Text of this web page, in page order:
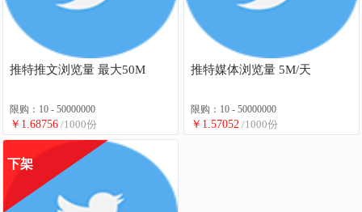
推特推文浏览量 最大50M
限购：10 - 50000000
￥1.68756 /1000份
推特媒体浏览量 5M/天
限购：10 - 50000000
￥1.57052 /1000份
下架